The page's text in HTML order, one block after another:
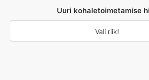
Uuri kohaletoimetamise
Vali riik!